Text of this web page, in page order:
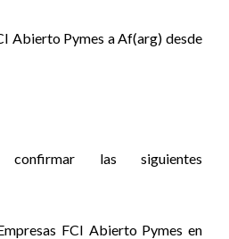
Abierto Pymes a Af(arg) desde
confirmar las siguientes
FCI Abierto Pymes en